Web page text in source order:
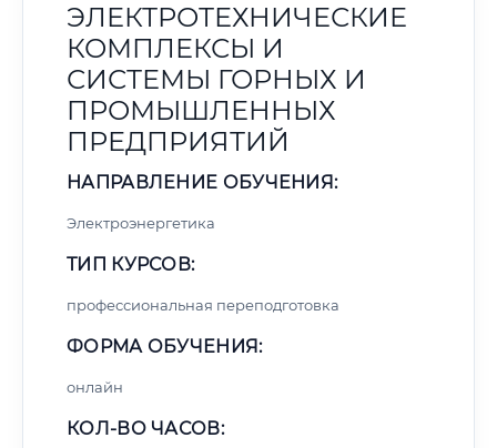
ЭЛЕКТРОТЕХНИЧЕСКИЕ
КОМПЛЕКСЫ И
СИСТЕМЫ ГОРНЫХ И
ПРОМЫШЛЕННЫХ
ПРЕДПРИЯТИЙ
НАПРАВЛЕНИЕ ОБУЧЕНИЯ:
Электроэнергетика
ТИП КУРСОВ:
профессиональная переподготовка
ФОРМА ОБУЧЕНИЯ:
онлайн
КОЛ-ВО ЧАСОВ: